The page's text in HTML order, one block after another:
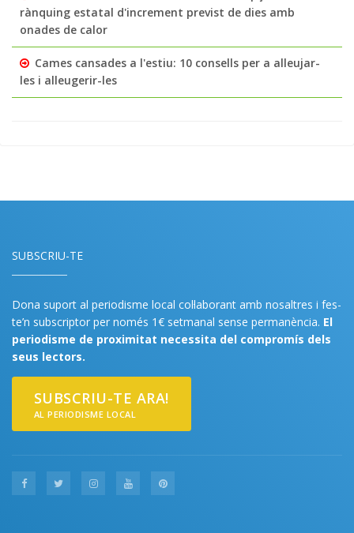
rànquing estatal d'increment previst de dies amb
onades de calor
Cames cansades a l'estiu: 10 consells per a alleujar-
les i alleugerir-les
SUBSCRIU-TE
Dona suport al periodisme local col·laborant amb nosaltres i fes-
te’n subscriptor per només 1€ setmanal sense permanència. El
periodisme de proximitat necessita del compromís dels
seus lectors.
SUBSCRIU-TE ARA!
AL PERIODISME LOCAL